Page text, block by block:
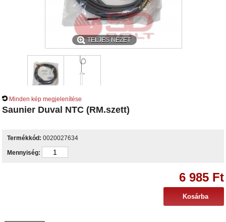
TELJES NÉZET
Minden kép megjelenítése
Saunier Duval NTC (RM.szett)
Termékkód: 0020027634
Mennyiség:
6 985 Ft